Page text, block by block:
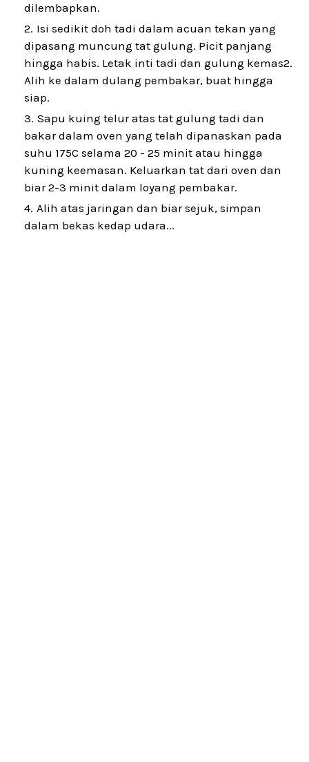
dilembapkan.
Isi sedikit doh tadi dalam acuan tekan yang
dipasang muncung tat gulung. Picit panjang
hingga habis. Letak inti tadi dan gulung kemas2.
Alih ke dalam dulang pembakar, buat hingga
siap.
Sapu kuing telur atas tat gulung tadi dan
bakar dalam oven yang telah dipanaskan pada
suhu 175C selama 20 - 25 minit atau hingga
kuning keemasan. Keluarkan tat dari oven dan
biar 2-3 minit dalam loyang pembakar.
Alih atas jaringan dan biar sejuk, simpan
dalam bekas kedap udara...